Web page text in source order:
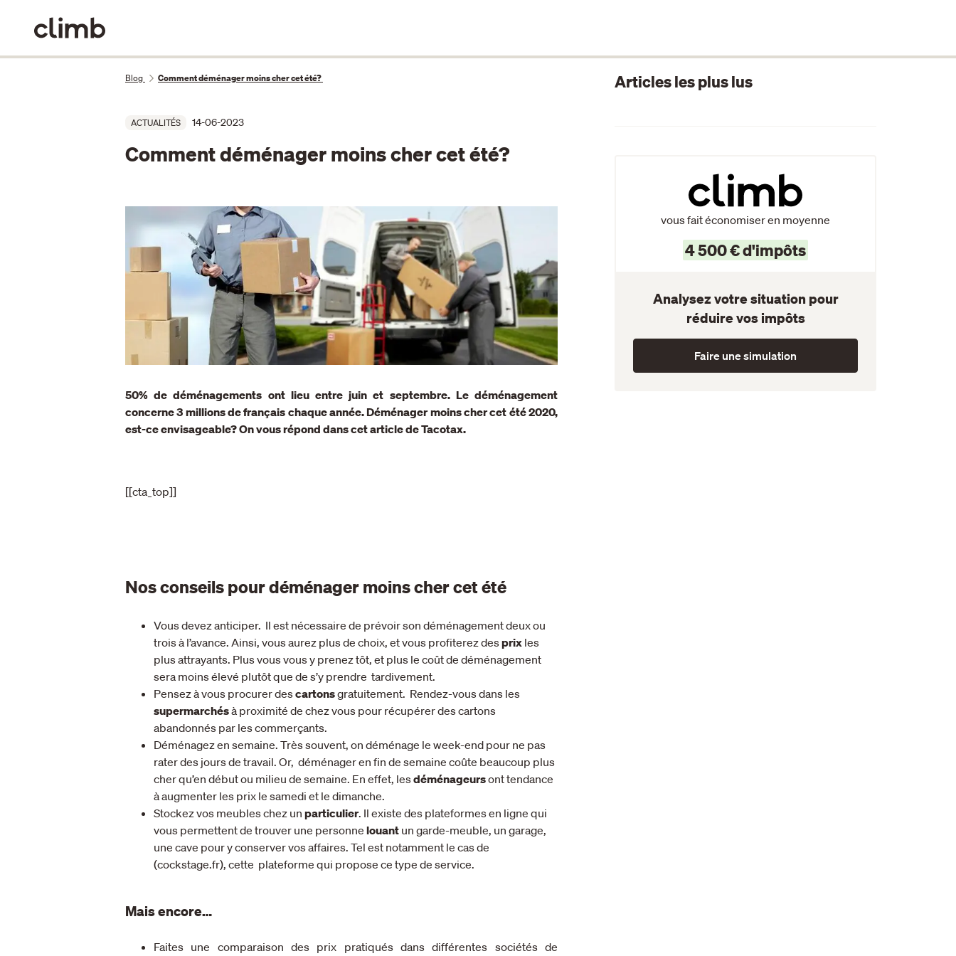
Blog Comment déménager moins cher cet été?
ACTUALITÉS 14-06-2023
Comment déménager moins cher cet été?
50% de déménagements ont lieu entre juin et septembre. Le déménagement
concerne 3 millions de français chaque année. Déménager moins cher cet été 2020,
est-ce envisageable? On vous répond dans cet article de Tacotax.
[[cta_top]]
Nos conseils pour déménager moins cher cet été
Vous devez anticiper. Il est nécessaire de prévoir son déménagement deux ou
trois à l’avance. Ainsi, vous aurez plus de choix, et vous profiterez desprix les
plus attrayants. Plus vous vous y prenez tôt, et plus le coût de déménagement
sera moins élevé plutôt que de s’y prendre tardivement.
Pensez à vous procurer descartonsgratuitement. Rendez-vous dans les
supermarchésà proximité de chez vous pour récupérer des cartons
abandonnés par les commerçants.
Déménagez en semaine. Très souvent, on déménage le week-end pour ne pas
rater des jours de travail. Or, déménager en fin de semaine coûte beaucoup plus
cher qu’en début ou milieu de semaine. En effet, lesdéménageursont tendance
à augmenter les prix le samedi et le dimanche.
Stockez vos meubles chez un particulier. Il existe des plateformes en ligne qui
vous permettent de trouver une personne louant un garde-meuble, un garage,
une cave pour y conserver vos affaires. Tel est notamment le cas de
(cockstage.fr), cette plateforme qui propose ce type de service.
Mais encore…
Faites une comparaison des prix pratiqués dans différentes sociétés de
Articles les plus lus
vous fait économiser en moyenne
4 500 € d'impôts
Analysez votre situation pour
réduire vos impôts
Faire une simulation